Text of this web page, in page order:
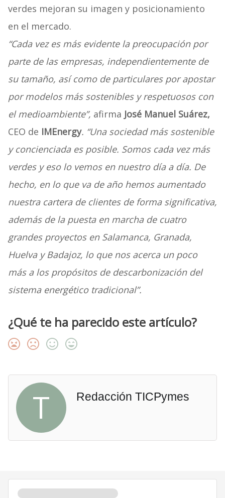
verdes mejoran su imagen y posicionamiento
en el mercado.
“Cada vez es más evidente la preocupación por
parte de las empresas, independientemente de
su tamaño, así como de particulares por apostar
por modelos más sostenibles y respetuosos con
el medioambiente”, afirma José Manuel Suárez,
CEO de IMEnergy. “Una sociedad más sostenible
y concienciada es posible. Somos cada vez más
verdes y eso lo vemos en nuestro día a día. De
hecho, en lo que va de año hemos aumentado
nuestra cartera de clientes de forma significativa,
además de la puesta en marcha de cuatro
grandes proyectos en Salamanca, Granada,
Huelva y Badajoz, lo que nos acerca un poco
más a los propósitos de descarbonización del
sistema energético tradicional”.
¿Qué te ha parecido este artículo?
T Redacción TICPymes